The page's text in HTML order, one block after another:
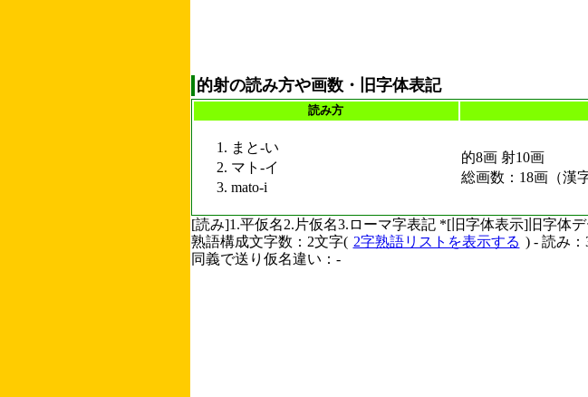
的射の読み方や画数・旧字体表記
読み方
まと-い
マト-イ
mato-i
的8画 射10画
総画数：18画（漢
[読み]1.平仮名2.片仮名3.ローマ字表記 *[旧字体表示]旧字体
熟語構成文字数：2文字( 2字熟語リストを表示する ) - 読み
同義で送り仮名違い：-